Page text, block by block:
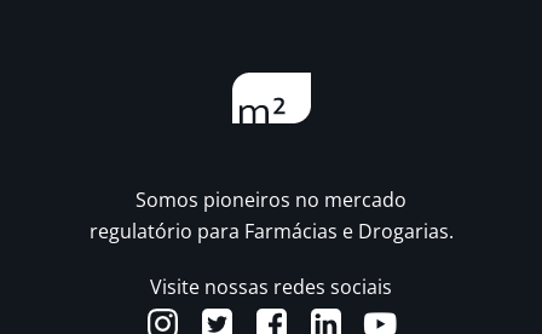
Somos pioneiros no mercado
regulatório para Farmácias e Drogarias.
Visite nossas redes sociais